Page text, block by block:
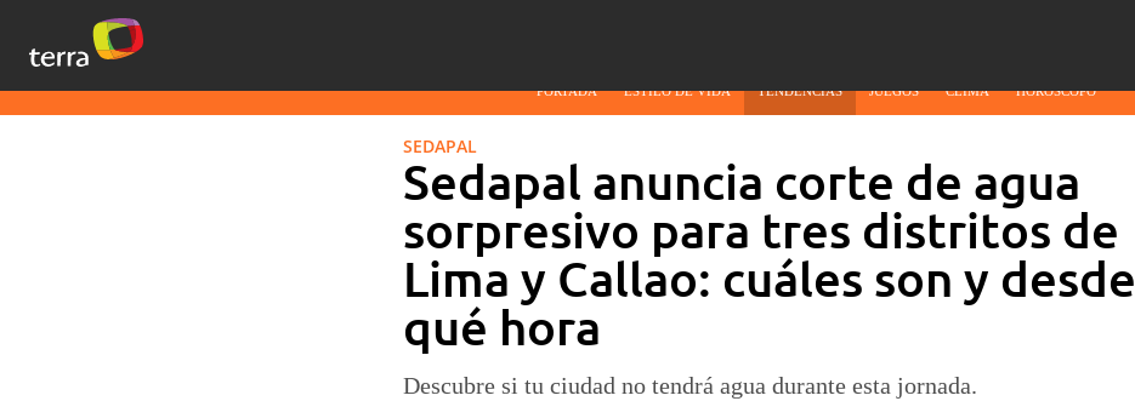
PORTADA ESTILO DE VIDA TENDENCIAS JUEGOS CLIMA HORÓSCOPO
SEDAPAL
Sedapal anuncia corte de agua
sorpresivo para tres distritos de
Lima y Callao: cuáles son y desde
qué hora
Descubre si tu ciudad no tendrá agua durante esta jornada.